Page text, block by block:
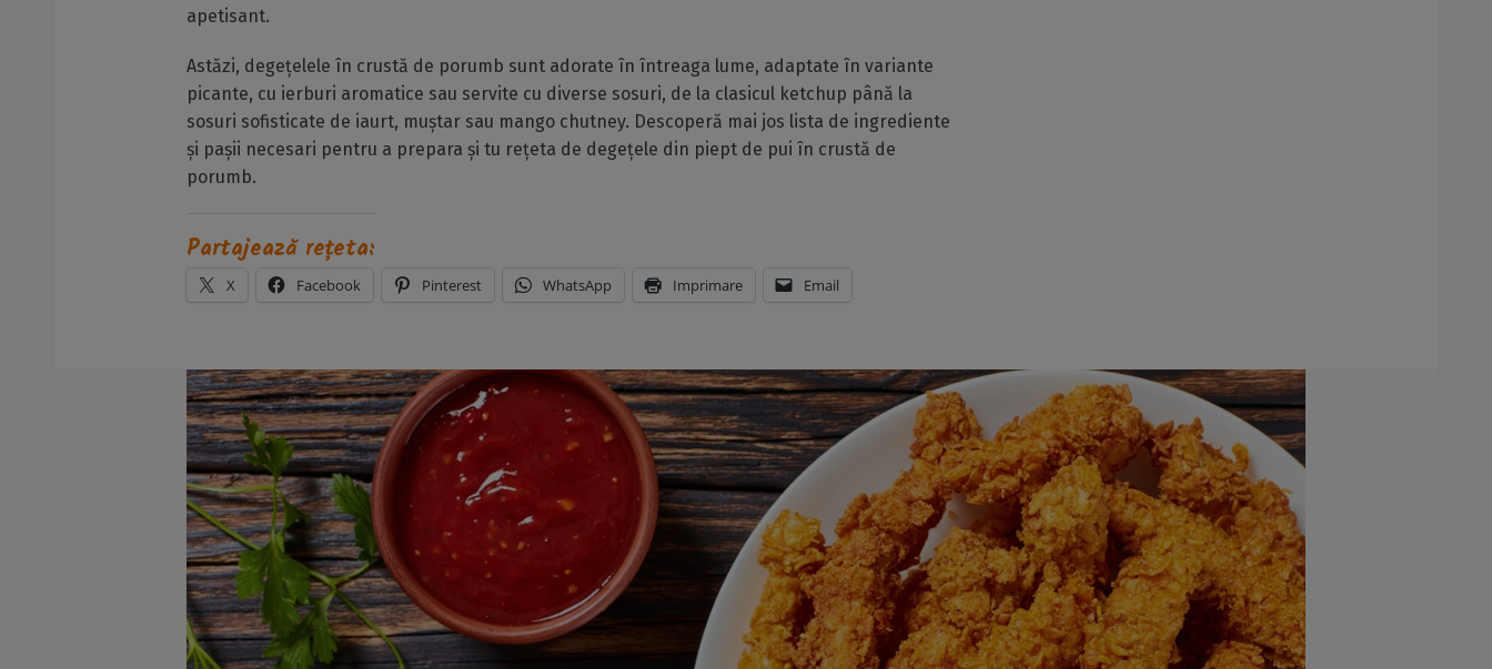
apetisant.
Astăzi, degețelele în crustă de porumb sunt adorate în întreaga lume, adaptate în variante
picante, cu ierburi aromatice sau servite cu diverse sosuri, de la clasicul ketchup până la
sosuri sofisticate de iaurt, muștar sau mango chutney. Descoperă mai jos lista de ingrediente
și pașii necesari pentru a prepara și tu rețeta de degețele din piept de pui în crustă de
porumb.
Partajează rețeta:
X Facebook Pinterest WhatsApp Imprimare Email